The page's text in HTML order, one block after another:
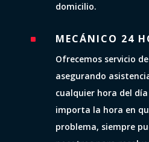
domicilio.
^ MECÁNICO 24
Ofrecemos servicio de
asegurando
cualquier hora del
importa la hora en
problema, siempre